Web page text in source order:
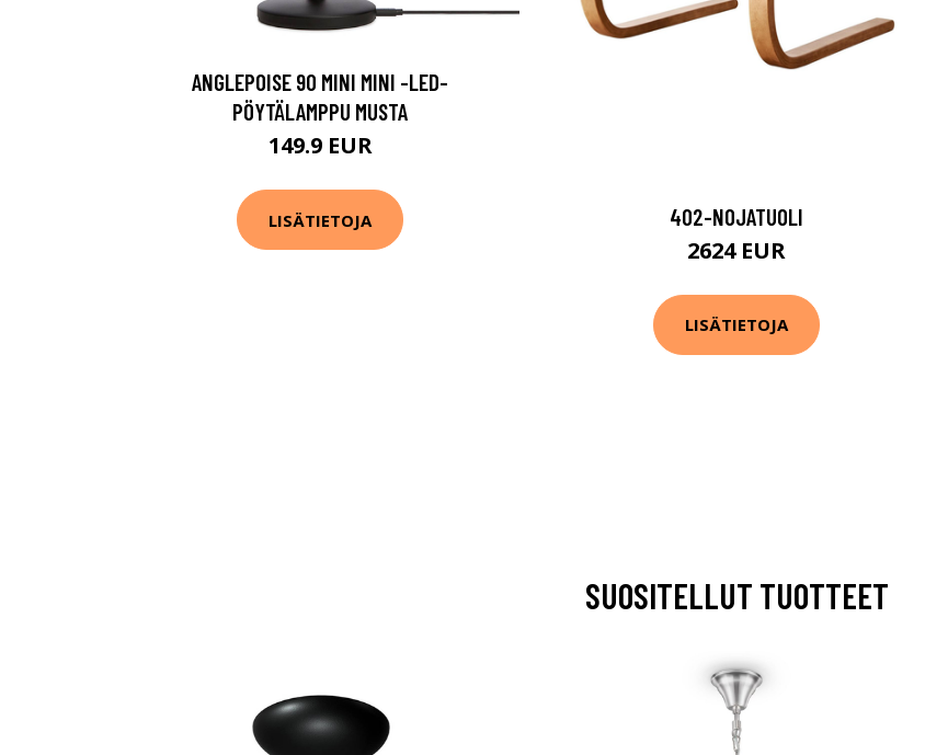
ANGLEPOISE 90 MINI MINI -LED-
PÖYTÄLAMPPU MUSTA
149.9 EUR
LISÄTIETOJA 402-NOJATUOLI
2624 EUR
LISÄTIETOJA
SUOSITELLUT TUOTTEET